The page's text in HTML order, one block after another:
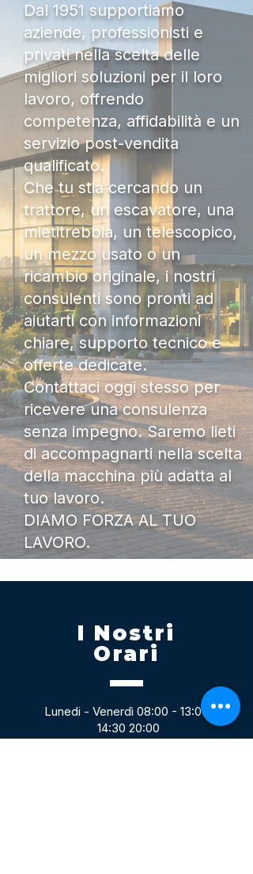
Dal 1951 supportiamo
aziende, professionisti e
privati nella scelta delle
migliori soluzioni per il loro
lavoro, offrendo
competenza, affidabilità e un
servizio post-vendita
qualificato.
Che tu stia cercando un
trattore, un escavatore, una
mietitrebbia, un telescopico,
un mezzo usato o un
ricambio originale, i nostri
consulenti sono pronti ad
aiutarti con informazioni
chiare, supporto tecnico e
offerte dedicate.
Contattaci oggi stesso per
ricevere una consulenza
senza impegno. Saremo lieti
di accompagnarti nella scelta
della macchina più adatta al
tuo lavoro.
DIAMO FORZA AL TUO
LAVORO.
I Nostri
Orari
Lunedi - Venerdì 08:00 - 13:00
14:30 20:00